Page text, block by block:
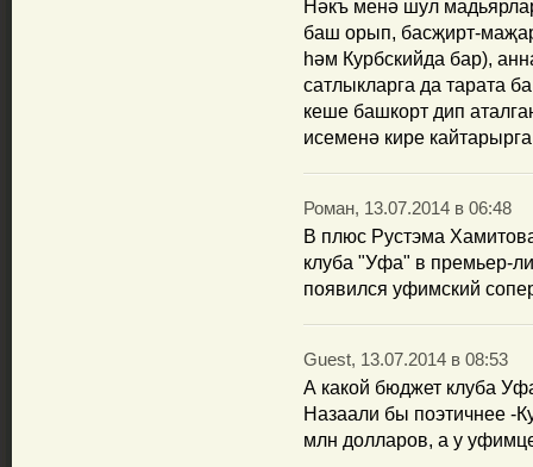
Нәкъ менә шул
баш орып, басҗирт-
һәм Курбскийда бар),
сатлыкларга да тарата
кеше башкорт дип
исеменә кире
Роман, 13.07.2014 в 06:48
В плюс Рустэма
клуба "Уфа" в премьер-
появился уфимский
Guest, 13.07.2014 в 08:53
А какой бюджет клуба
Назаали бы поэтичнее -
млн долларов, а у